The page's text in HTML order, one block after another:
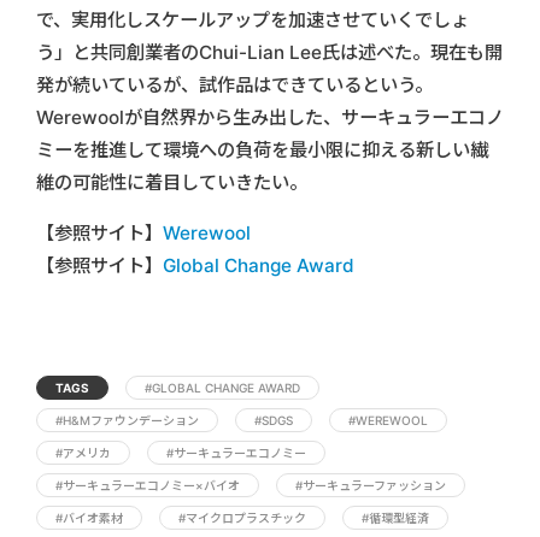
で、実用化しスケールアップを加速させていくでしょ
う」と共同創業者のChui-Lian Lee氏は述べた。現在も開
発が続いているが、試作品はできているという。
Werewoolが自然界から生み出した、サーキュラーエコノ
ミーを推進して環境への負荷を最小限に抑える新しい繊
維の可能性に着目していきたい。
【参照サイト】 Werewool
【参照サイト】 Global Change Award
TAGS #GLOBAL CHANGE AWARD
#H&Mファウンデーション #SDGS #WEREWOOL
#アメリカ #サーキュラーエコノミー
#サーキュラーエコノミー×バイオ #サーキュラーファッション
#バイオ素材 #マイクロプラスチック #循環型経済